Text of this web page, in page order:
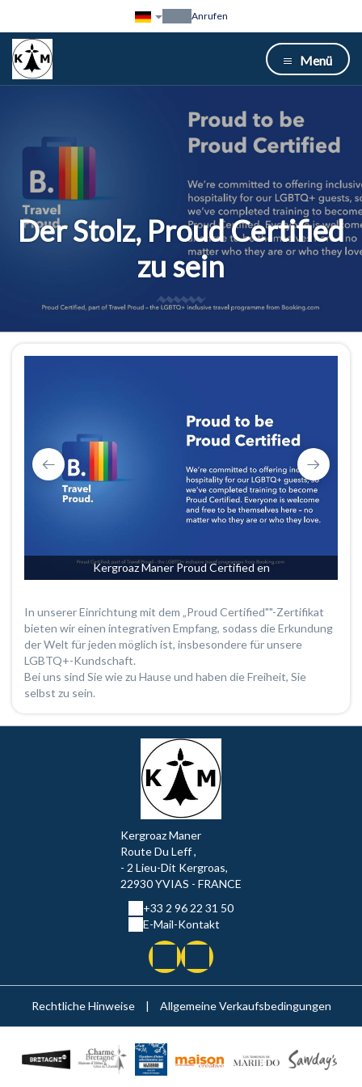
Anrufen
Menü
Der Stolz, Proud Certified
zu sein
Kergroaz Maner Proud Certified en
In unserer Einrichtung mit dem „Proud Certified""-Zertifikat
bieten wir einen integrativen Empfang, sodass die Erkundung
der Welt für jeden möglich ist, insbesondere für unsere
LGBTQ+-Kundschaft.
Bei uns sind Sie wie zu Hause und haben die Freiheit, Sie
selbst zu sein.
Kergroaz Maner
Route Du Leff ,
- 2 Lieu-Dit Kergroas,
22930 YVIAS - FRANCE
+33 2 96 22 31 50
E-Mail-Kontakt
Rechtliche Hinweise | Allgemeine Verkaufsbedingungen